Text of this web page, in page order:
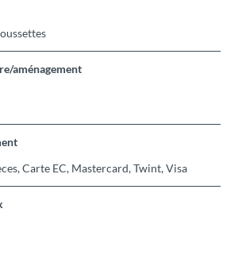
aménagement
Carte EC, Mastercard, Twint, Visa